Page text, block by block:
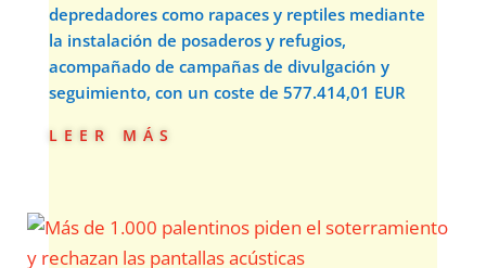
depredadores como rapaces y reptiles mediante
la instalación de posaderos y refugios,
acompañado de campañas de divulgación y
seguimiento, con un coste de 577.414,01 EUR
leer más